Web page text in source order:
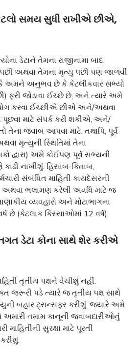
સમય સુધી રાખીએ છીએ,
ડેટાને તેમના રાજીનામા બાદ,
અથવા તેમના મૃત્યુ પછી પણ જાળવી
અમને અનુભવ છે કે કેટલીકવાર સભ્યો
ફરી જોડાવા ઈચ્છે છે, અને ત્યારે અમે
કરવા ઈચ્છીએ છીએ અને/અથવા
પૂછવા માટે સંપર્ક કરી શકીએ, અને/
તેના જવાબ આપવા માટે. તથાપિ, પૂર્વ
મૃત્યુની સ્થિતિમાં તેના
દ્વારા) અમે કોઈપણ પૂર્વ સભ્યની
નાખીશું. હિસાબ-કિતાબ,
સંબંધિત માહિતી કાયદેસરની
ભલામણ કરેલી અવધિ માટે જ
વ્યવહારો અને મોટાભાગના
છે (કેટલાક કિસ્સાઓમાં 12 વર્ષ).
ડેટા કોના સાથે શેર કરીએ
તૃતીય પક્ષને વેચીશું નહીં.
જરૂરી પડે ત્યારે જ તૃતીય પક્ષ સાથે
બહાર ટ્રાન્સફર કરીશું. જ્યારે અમે
તમામ કાનૂની જવાબદારીઓનું
સુરક્ષા માટે પૂરતી